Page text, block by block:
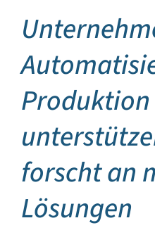
Produktion
forscht an
Lösungen